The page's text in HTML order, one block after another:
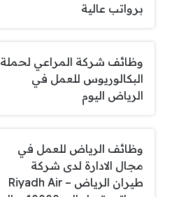
برواتب عالية
وظائف شركة المراعي لحملة
البكالوريوس للعمل في
الرياض اليوم
وظائف الرياض للعمل في
مجال الادارة لدى شركة
طيران الرياض – Riyadh Air